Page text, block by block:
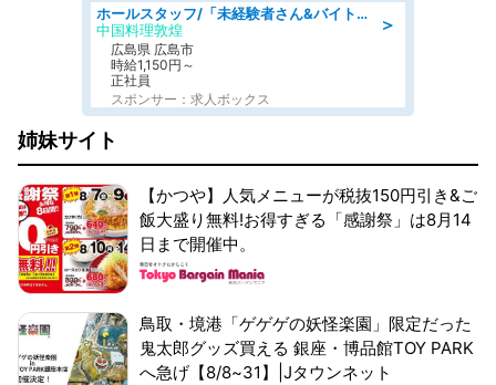
＞
ホールスタッフ/「未経験者さん&バイトデビューも大歓迎」残業ほぼなし×1日3時間〜勤務OK!フォロー体制も充実/広島県/広島市南区
中国料理敦煌
広島県 広島市
時給1,150円～
正社員
スポンサー：求人ボックス
姉妹サイト
【かつや】人気メニューが税抜150円引き&ご
飯大盛り無料!お得すぎる「感謝祭」は8月14
日まで開催中。
鳥取・境港「ゲゲゲの妖怪楽園」限定だった
鬼太郎グッズ買える 銀座・博品館TOY PARK
へ急げ【8/8~31】|Jタウンネット